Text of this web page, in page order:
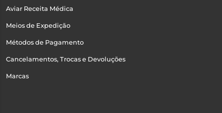
Aviar Receita Médica
Meios de Expedição
Métodos de Pagamento
Cancelamentos, Trocas e Devoluções
Marcas